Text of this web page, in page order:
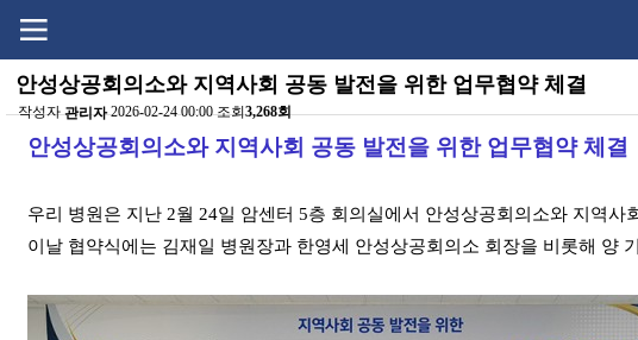
content
menu
안성상공회의소와 지역사회 공동 발전을 위한 업무협약 체결
작성자관리자2026-02-24 00:00 조회3,268회
본문
안성상공회의소와 지역사회 공동 발전을 위한 업무협약 체결
우리 병원은 지난 2월 24일 암센터 5층 회의실에서 안성상공회의소와 지역사
이날 협약식에는 김재일 병원장과 한영세 안성상공회의소 회장을 비롯해 양